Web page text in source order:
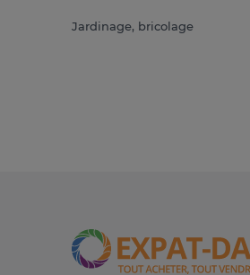
Jardinage, bricolage